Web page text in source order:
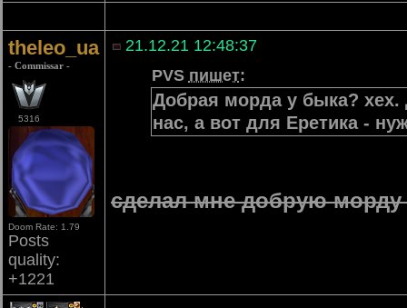
theleo_ua
- Commissar -
5316
Doom Rate: 1.79
Posts
quality:
+1221
21.12.21 12:48:37
PVS пишет:
Добрая морда у быка? хех.
нас, а вот для Еретика -
сделал мне добрую морду